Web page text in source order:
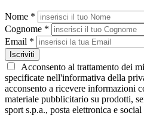
Nome *
Cognome *
Email *
Iscriviti
Acconsento al trattamento dei
specificate nell'informativa della
acconsento a ricevere informazioni
materiale pubblicitario su prodotti,
sport s.p.a., posta elettronica e social